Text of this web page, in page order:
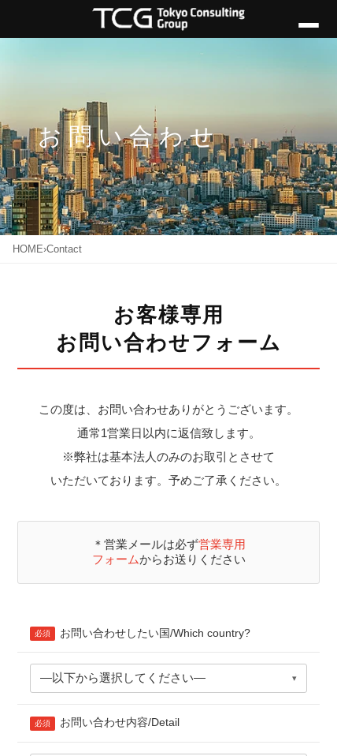
お問い合わせ
HOME›Contact
お客様専用
お問い合わせフォーム
この度は、お問い合わせありがとうございます。
通常1営業日以内に返信致します。
※弊社は基本法人のみのお取引とさせて
いただいております。予めご了承ください。
＊営業メールは必ず営業専用
フォームからお送りください
必須 お問い合わせしたい国/Which country?
―以下から選択してください― ▾
必須 お問い合わせ内容/Detail